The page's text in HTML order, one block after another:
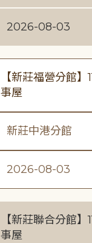
2026-08-03
【新莊福營分館
事屋
新莊中港分館
2026-08-03
【新莊聯合分館
事屋